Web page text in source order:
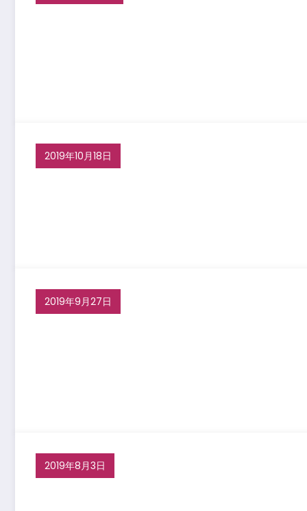
2019年10月18日
2019年9月27日
2019年8月3日